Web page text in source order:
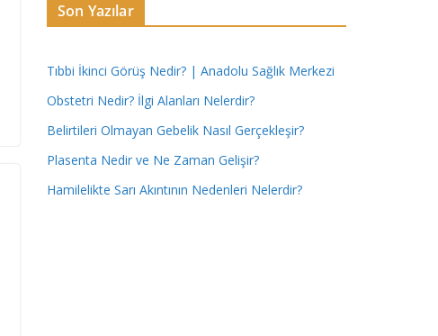
Son Yazılar
Tıbbi İkinci Görüş Nedir? | Anadolu Sağlık Merkezi
Obstetri Nedir? İlgi Alanları Nelerdir?
Belirtileri Olmayan Gebelik Nasıl Gerçekleşir?
Plasenta Nedir ve Ne Zaman Gelişir?
Hamilelikte Sarı Akıntının Nedenleri Nelerdir?